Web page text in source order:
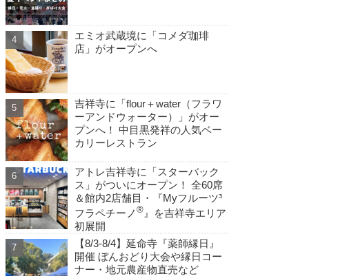
エミオ武蔵境に「コメダ珈琲
店」がオープンへ
吉祥寺に「flour＋water（フラワ
ーアンドウォーター）」がオー
プンへ！ 中目黒発祥の人気ベー
カリーレストラン
アトレ吉祥寺に「スターバック
ス」がついにオープン！ 全60席
＆館内2店舗目・『Myフルーツ³
フラペチーノ ®』を吉祥寺エリア
初展開
【8/3-8/4】延命寺『薬師縁日』
開催 ぼんおどり大会や縁日コー
ナー・地元農産物直売など